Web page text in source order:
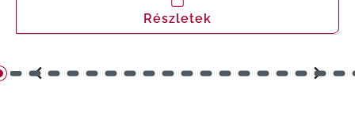
Részletek